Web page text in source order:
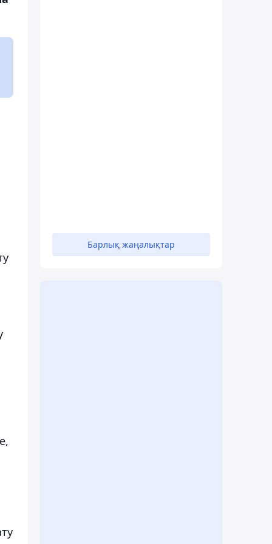
Барлық жаңалықтар